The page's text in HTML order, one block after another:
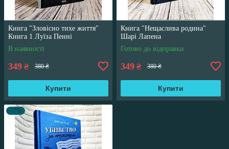
Книга "Зловісно тихе життя"
Книга 1 Луїза Пенні
В наявності
349 ₴ 380 ₴
Купити
Книга "Нещаслива родина"
Шарі Лапена
Готово до відправки
349 ₴ 380 ₴
Купити
–7%